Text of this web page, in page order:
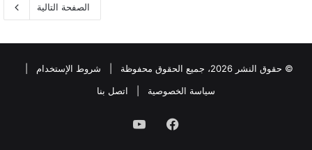
الصفحة التالية
© حقوق النشر 2026، جميع الحقوق محفوظة | شروط الإستخدام
سياسة الخصوصية
اتصل بنا
فيسبوكيوتيوب